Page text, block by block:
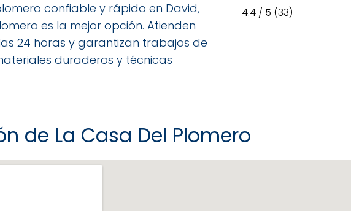
confiable y rápido en David,
es la mejor opción. Atienden
24 horas y garantizan trabajos de
duraderos y técnicas
4.4 / 5 (33)
de La Casa Del Plomero